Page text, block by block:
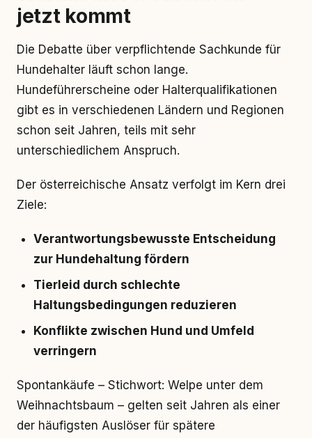
jetzt kommt
Die Debatte über verpflichtende Sachkunde für
Hundehalter läuft schon lange.
Hundeführerscheine oder Halterqualifikationen
gibt es in verschiedenen Ländern und Regionen
schon seit Jahren, teils mit sehr
unterschiedlichem Anspruch.
Der österreichische Ansatz verfolgt im Kern drei
Ziele:
Verantwortungsbewusste Entscheidung
zur Hundehaltung fördern
Tierleid durch schlechte
Haltungsbedingungen reduzieren
Konflikte zwischen Hund und Umfeld
verringern
Spontankäufe – Stichwort: Welpe unter dem
Weihnachtsbaum – gelten seit Jahren als einer
der häufigsten Auslöser für spätere